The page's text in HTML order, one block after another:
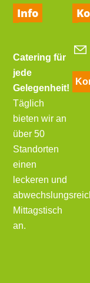
Info
Catering für
jede
Gelegenheit!
Täglich
bieten wir an
über 50
Standorten
einen
leckeren und
Mittagstisch
an.